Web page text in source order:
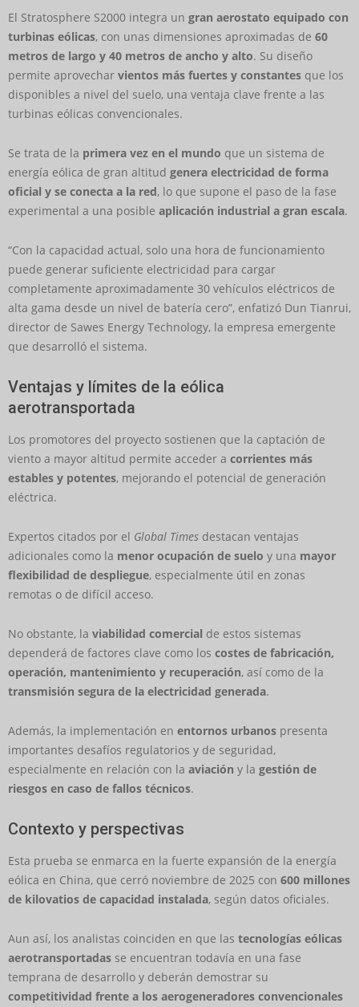
El Stratosphere S2000 integra un gran aerostato equipado con
turbinas eólicas, con unas dimensiones aproximadas de 60
metros de largo y 40 metros de ancho y alto. Su diseño
permite aprovechar vientos más fuertes y constantes que los
disponibles a nivel del suelo, una ventaja clave frente a las
turbinas eólicas convencionales.
Se trata de la primera vez en el mundo que un sistema de
energía eólica de gran altitud genera electricidad de forma
oficial y se conecta a la red, lo que supone el paso de la fase
experimental a una posible aplicación industrial a gran escala.
“Con la capacidad actual, solo una hora de funcionamiento
puede generar suficiente electricidad para cargar
completamente aproximadamente 30 vehículos eléctricos de
alta gama desde un nivel de batería cero”, enfatizó Dun Tianrui,
director de Sawes Energy Technology, la empresa emergente
que desarrolló el sistema.
Ventajas y límites de la eólica
aerotransportada
Los promotores del proyecto sostienen que la captación de
viento a mayor altitud permite acceder a corrientes más
estables y potentes, mejorando el potencial de generación
eléctrica.
Expertos citados por el Global Times destacan ventajas
adicionales como la menor ocupación de suelo y una mayor
flexibilidad de despliegue, especialmente útil en zonas
remotas o de difícil acceso.
No obstante, la viabilidad comercial de estos sistemas
dependerá de factores clave como los costes de fabricación,
operación, mantenimiento y recuperación, así como de la
transmisión segura de la electricidad generada.
Además, la implementación en entornos urbanos presenta
importantes desafíos regulatorios y de seguridad,
especialmente en relación con la aviación y la gestión de
riesgos en caso de fallos técnicos.
Contexto y perspectivas
Esta prueba se enmarca en la fuerte expansión de la energía
eólica en China, que cerró noviembre de 2025 con 600 millones
de kilovatios de capacidad instalada, según datos oficiales.
Aun así, los analistas coinciden en que las tecnologías eólicas
aerotransportadas se encuentran todavía en una fase
temprana de desarrollo y deberán demostrar su
competitividad frente a los aerogeneradores convencionales